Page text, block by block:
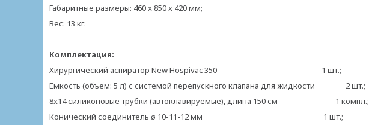
Габаритные размеры: 460 x 850 x 420 мм;
Вес: 13 кг.
Комплектация:
Хирургический аспиратор New Hospivac 350 1 шт.;
Емкость (объем: 5 л) с системой перепускного клапана для жидкости 2 шт.;
8x14 силиконовые трубки (автоклавируемые), длина 150 см 1 компл.;
Конический соединитель ø 10-11-12 мм 1 шт.;